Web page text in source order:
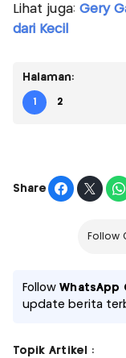
Lihat juga: Gery
dari Kecil
Halaman:
1 2
Share
Follow
FollowWhatsApp
update berita
Topik Artikel :